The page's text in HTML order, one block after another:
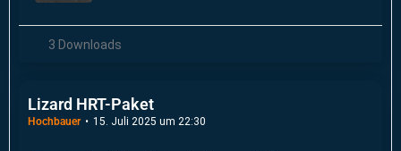
3 Downloads
Lizard HRT-Paket
Hochbauer 15. Juli 2025 um 22:30